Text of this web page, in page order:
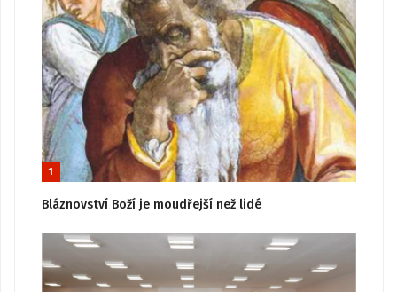
1
Bláznovství Boží je moudřejší než lidé